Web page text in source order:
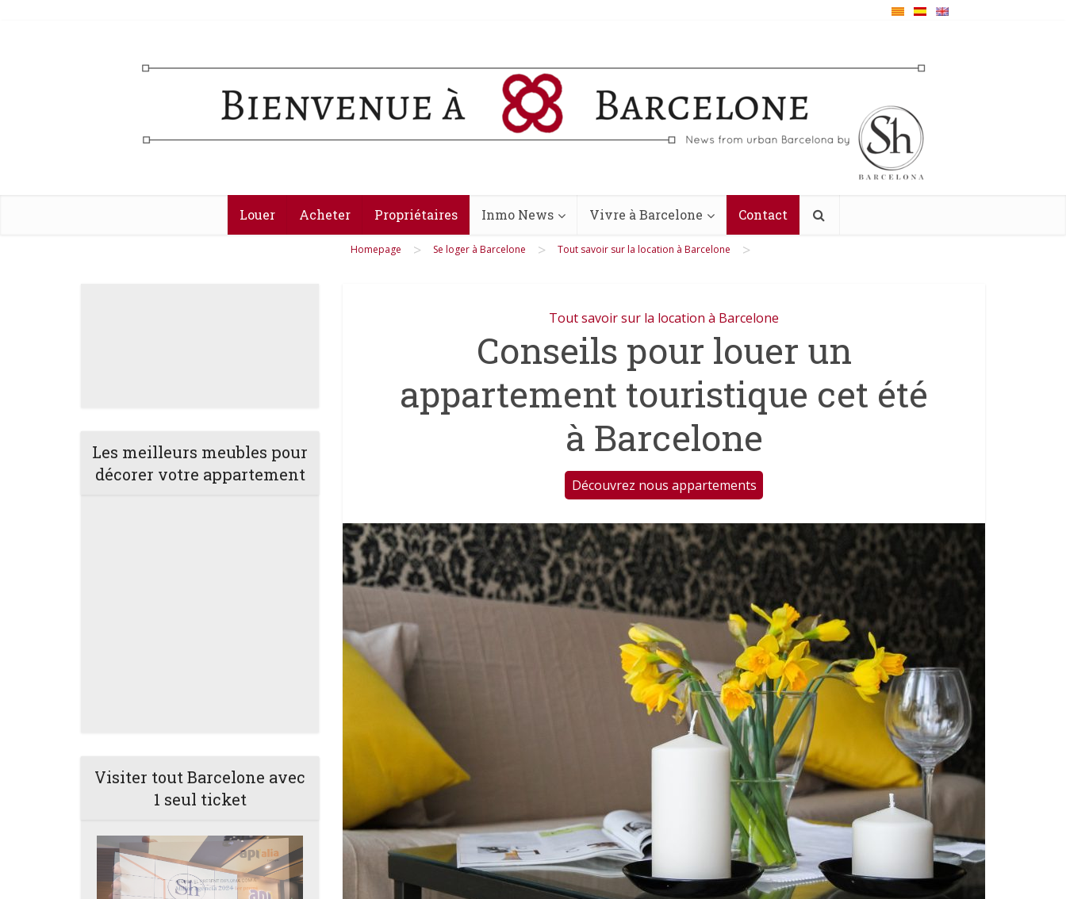
Louer Acheter Propriétaires Inmo News Vivre à Barcelone Contact
Homepage > Se loger à Barcelone > Tout savoir sur la location à Barcelone >
Les meilleurs meubles pour
décorer votre appartement
Visiter tout Barcelone avec
1 seul ticket
Tout savoir sur la location à Barcelone
Conseils pour louer un
appartement touristique cet été
à Barcelone
Découvrez nous appartements